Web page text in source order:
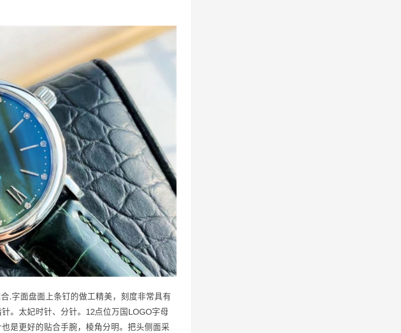
.字面盘面上条钉的做工精美，刻度非常具有
。太妃时针、分针。12点位万国LOGO字母
是更好的贴合手腕，棱角分明。把头侧面采